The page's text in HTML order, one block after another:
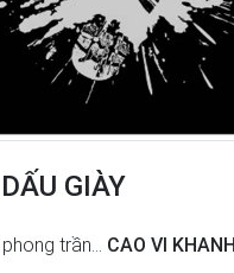
GIÀY
trần... CAO VI KHANH